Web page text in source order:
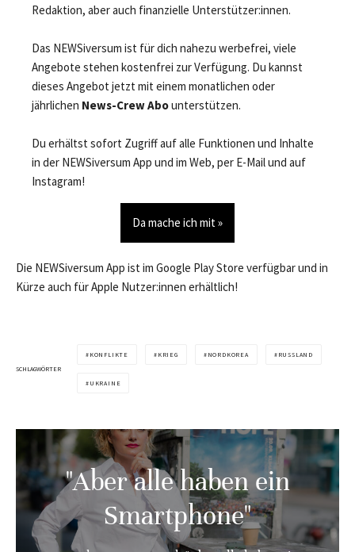
Redaktion, aber auch finanzielle Unterstützer:innen.
Das NEWSiversum ist für dich nahezu werbefrei, viele
Angebote stehen kostenfrei zur Verfügung. Du kannst
dieses Angebot jetzt mit einem monatlichen oder
jährlichen News-Crew Abounterstützen.
Du erhältst sofort Zugriff auf alle Funktionen und Inhalte
in der NEWSiversum App und im Web, per E-Mail und auf
Instagram!
Da mache ich mit »
Die NEWSiversum App ist im Google Play Store verfügbar und in
Kürze auch für Apple Nutzer:innen erhältlich!
SCHLAGWÖRTER
KONFLIKTE KRIEG NORDKOREA RUSSLAND
UKRAINE
"Aber alle haben ein
Smartphone"